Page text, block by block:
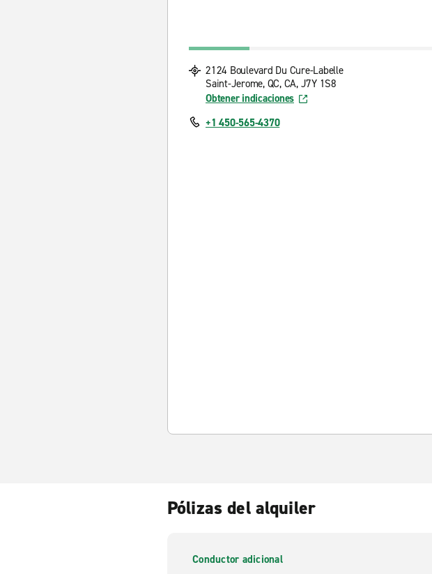
2124 Boulevard Du Cure-Labelle
Saint-Jerome, QC, CA, J7Y 1S8
Obtener indicaciones
+1 450-565-4370
Pólizas del alquiler
Conductor adicional